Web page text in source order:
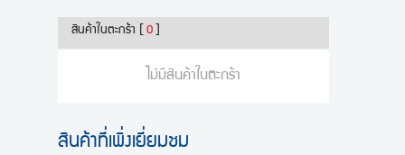
สินค้าในตะกร้า 0
ไม่มีสินค้าในตะกร้า
สินค้าที่เพิ่งเยี่ยมชม